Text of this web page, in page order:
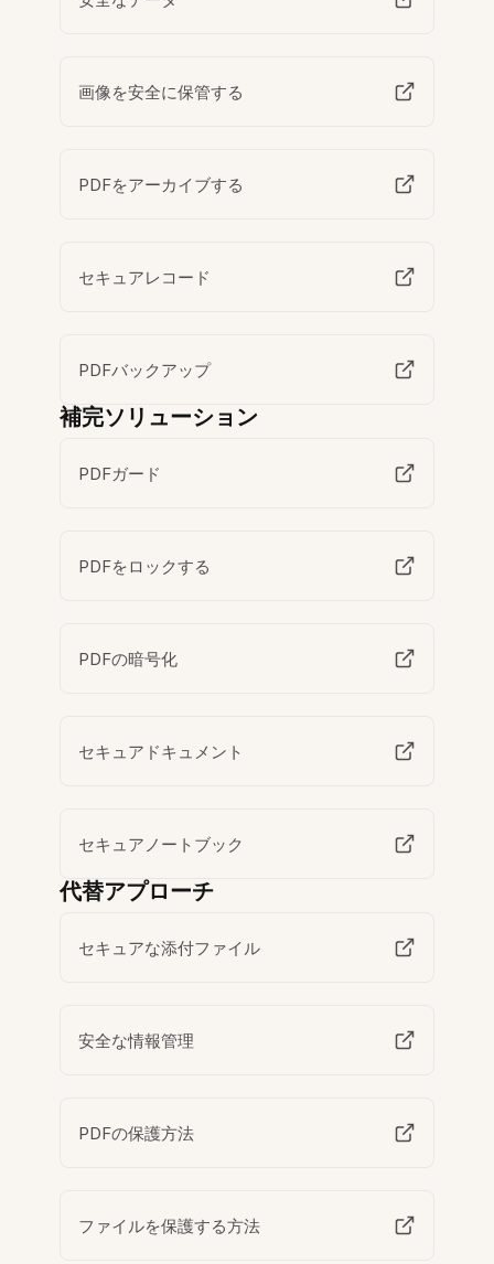
画像を安全に保管する
PDFをアーカイブする
セキュアレコード
PDFバックアップ
補完ソリューション
PDFガード
PDFをロックする
PDFの暗号化
セキュアドキュメント
セキュアノートブック
代替アプローチ
セキュアな添付ファイル
安全な情報管理
PDFの保護方法
ファイルを保護する方法